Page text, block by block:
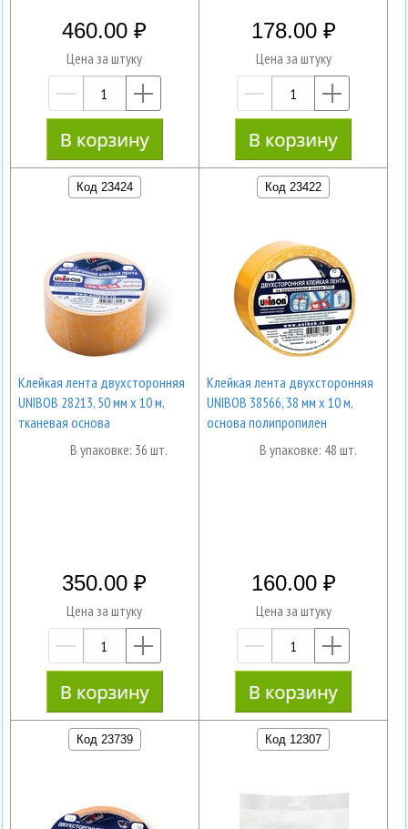
460.00
Цена за штуку
—
178.00
Цена за штуку
—
Код 23424
Клейкая лента двухсторонняя
UNIBOB 28213, 50 мм х 10 м,
тканевая основа
В упаковке: 36 шт.
350.00
Цена за штуку
—
Код 23422
Клейкая лента двухсторонняя
UNIBOB 38566, 38 мм х 10 м,
основа полипропилен
В упаковке: 48 шт.
160.00
Цена за штуку
—
Код 23739 Код 12307